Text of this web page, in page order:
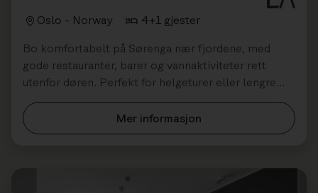
Oslo - Norway 4+1 gjester
Bo komfortabelt på Sørenga nær fjordene, med
gode restauranter, barer og vannaktiviteter rett
utenfor døren. Perfekt for helgeturer eller lengre
opphold når du reiser m...
Mer informasjon